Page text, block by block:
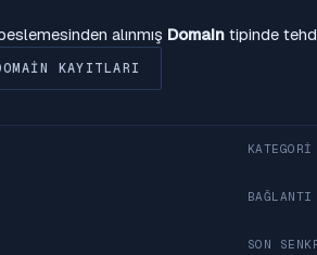
alınmış Domain tipinde
KAYITLARI
KATEGORI
SON